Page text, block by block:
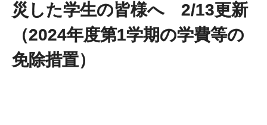
災した学生の皆様へ 2/13更新
（2024年度第1学期の学費等の
免除措置）